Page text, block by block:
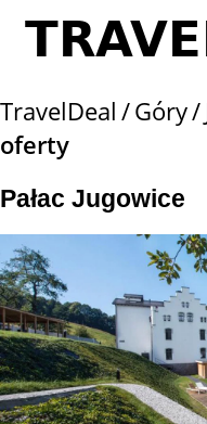
TravelDeal Góry
oferty
Pałac Jugowice